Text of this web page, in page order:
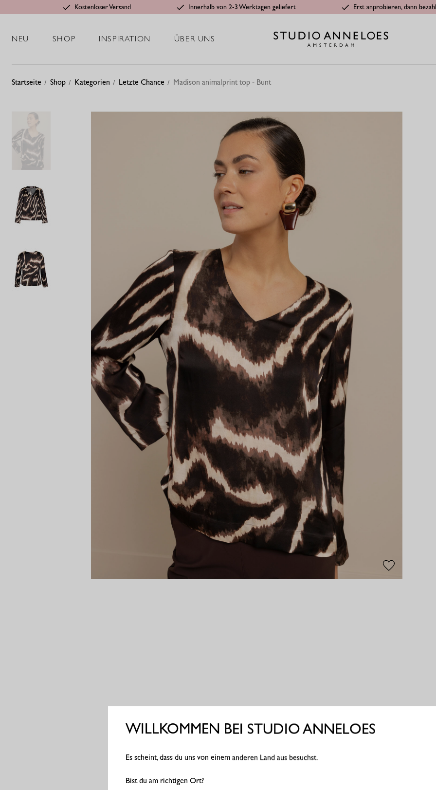
Kostenloser Versand Innerhalb von 2-3 Werktagen geliefert Erst anprobieren, dann
NEU SHOP INSPIRATION ÜBER UNS
Startseite Shop Kategorien Letzte Chance Madison animalprint top - Bunt
WILLKOMMEN BEI STUDIO ANNELOES
Es scheint, dass du uns von einem anderen Land aus besuchst.
Bist du am richtigen Ort?